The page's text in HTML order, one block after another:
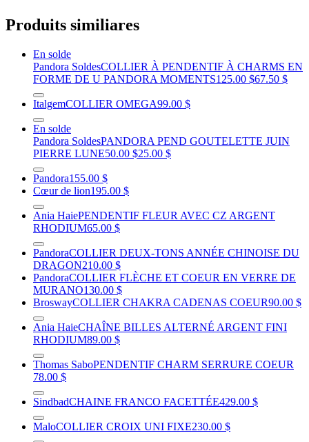
Produits similiares
En solde
Pandora SoldesCOLLIER À PENDENTIF À CHARMS EN
FORME DE U PANDORA MOMENTS125.00 $67.50 $
ItalgemCOLLIER OMEGA99.00 $
En solde
Pandora SoldesPANDORA PEND GOUTELETTE JUIN
PIERRE LUNE50.00 $25.00 $
Pandora155.00 $
Cœur de lion195.00 $
Ania HaiePENDENTIF FLEUR AVEC CZ ARGENT
RHODIUM65.00 $
PandoraCOLLIER DEUX-TONS ANNÉE CHINOISE DU
DRAGON210.00 $
PandoraCOLLIER FLÈCHE ET COEUR EN VERRE DE
MURANO130.00 $
BroswayCOLLIER CHAKRA CADENAS COEUR90.00 $
Ania HaieCHAÎNE BILLES ALTERNÉ ARGENT FINI
RHODIUM89.00 $
Thomas SaboPENDENTIF CHARM SERRURE COEUR
78.00 $
SindbadCHAINE FRANCO FACETTÉE429.00 $
MaloCOLLIER CROIX UNI FIXE230.00 $